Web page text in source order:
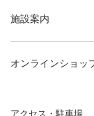
施設案内
オンラインショッ
アクセス・駐車場